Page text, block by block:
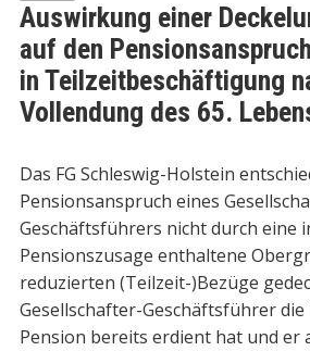
Auswirkung einer
auf den
in Teilzeitbeschäftigung
Vollendung des 65.
Das FG Schleswig-Holstein
Pensionsanspruch eines
Geschäftsführers nicht durch eine
Pensionszusage enthaltene
reduzierten (Teilzeit-)Bezüge
Gesellschafter-Geschäftsführer
Pension bereits erdient hat und er